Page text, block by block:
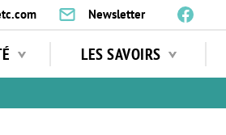
Newsletter
LES SAVOIRS